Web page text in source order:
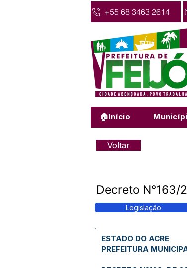
+55 68 3463 2614
🏠Início
Voltar
Decreto N°163/
Legislação
ESTADO DO ACRE
PREFEITURA